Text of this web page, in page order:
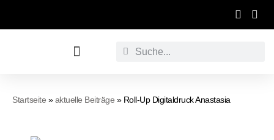
Startseite »aktuelle Beiträge » Roll-Up Digitaldruck Anastasia